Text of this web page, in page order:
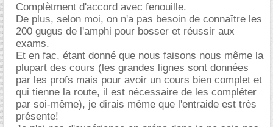
Complètment d'accord avec fenouille.
De plus, selon moi, on n'a pas besoin de connaître les
200 gugus de l'amphi pour bosser et réussir aux
exams.
Et en fac, étant donné que nous faisons nous même la
plupart des cours (les grandes lignes sont données
par les profs mais pour avoir un cours bien complet et
qui tienne la route, il est nécessaire de les compléter
par soi-même), je dirais même que l'entraide est très
présente!